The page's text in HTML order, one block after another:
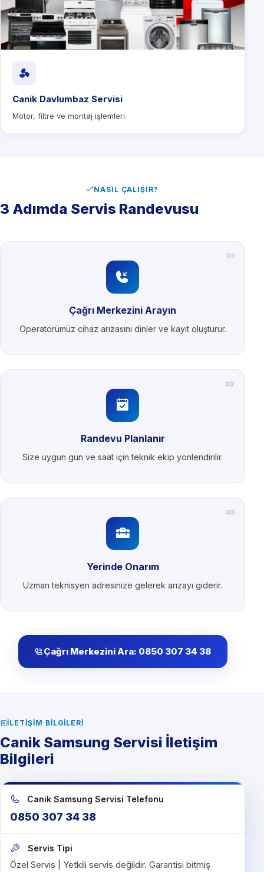
Canik Davlumbaz Servisi
Motor, filtre ve montaj işlemleri.
NASIL ÇALIŞIR?
3 Adımda Servis Randevusu
01
Çağrı Merkezini Arayın
Operatörümüz cihaz arızasını dinler ve kayıt oluşturur.
02
Randevu Planlanır
Size uygun gün ve saat için teknik ekip yönlendirilir.
03
Yerinde Onarım
Uzman teknisyen adresinize gelerek arızayı giderir.
Çağrı Merkezini Ara: 0850 307 34 38
İLETIŞIM BILGILERI
Canik Samsung Servisi İletişim
Bilgileri
Canik Samsung Servisi Telefonu
0850 307 34 38
Servis Tipi
Özel Servis | Yetkili servis değildir. Garantisi bitmiş